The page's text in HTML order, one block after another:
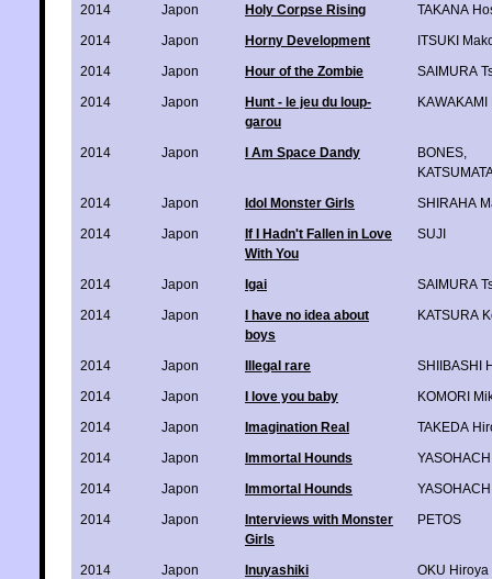
2014
Japon Holy Corpse Rising
TAKANA
2014
Japon Horny Development
ITSUKI
2014
Japon Hour of the Zombie
SAIMURA
2014
Japon
Hunt - le jeu du loup-
garou
KAWAKAMI
2014 Japon I Am Space Dandy BONES
2014
Japon Idol Monster Girls
SHIRAHA
2014
Japon
If I Hadn't Fallen in Love
With You
SUJI
2014 Japon Igai
SAIMURA
2014
Japon
I have no idea about
boys
KATSURA
2014 Japon Illegal rare
SHIIBASHI
2014
Japon I love you baby
KOMORI
2014
Japon Imagination Real
TAKEDA
2014
Japon Immortal Hounds
2014
Japon Immortal Hounds
2014
Japon
Interviews with Monster
Girls
PETOS
2014 Japon Inuyashiki
OKU Hiroya